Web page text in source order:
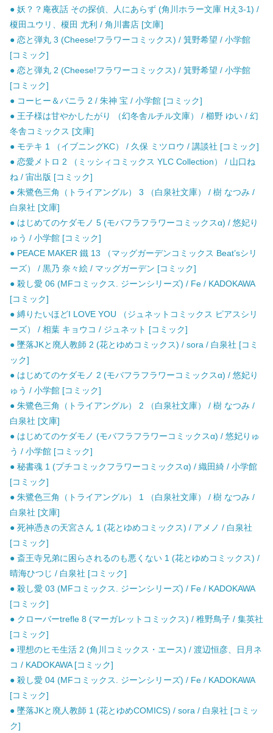
● 妖？？庵夜話 その探偵、人にあらず (角川ホラー文庫 Hえ3-1) /
榎田ユウリ、榎田 尤利 / 角川書店 [文庫]
● 恋と弾丸 3 (Cheese!フラワーコミックス) / 箕野希望 / 小学館
[コミック]
● 恋と弾丸 2 (Cheese!フラワーコミックス) / 箕野希望 / 小学館
[コミック]
● コーヒー＆バニラ 2 / 朱神 宝 / 小学館 [コミック]
● 王子様は甘やかしたがり （幻冬舎ルチル文庫） / 櫛野 ゆい / 幻
冬舎コミックス [文庫]
● モテキ 1 （イブニングKC） / 久保 ミツロウ / 講談社 [コミック]
● 恋愛メトロ 2 （ミッシィコミックス YLC Collection） / 山口ね
ね / 宙出版 [コミック]
● 朱鷺色三角（トライアングル） 3 （白泉社文庫） / 樹 なつみ /
白泉社 [文庫]
● はじめてのケダモノ 5 (モバフラフラワーコミックスα) / 悠妃り
ゅう / 小学館 [コミック]
● PEACE MAKER 鐵 13 （マッグガーデンコミックス Beat’sシリ
ーズ） / 黒乃 奈々絵 / マッグガーデン [コミック]
● 殺し愛 06 (MFコミックス. ジーンシリーズ) / Fe / KADOKAWA
[コミック]
● 縛りたいほどI LOVE YOU （ジュネットコミックス ピアスシリ
ーズ） / 相葉 キョウコ / ジュネット [コミック]
● 墜落JKと廃人教師 2 (花とゆめコミックス) / sora / 白泉社 [コミ
ック]
● はじめてのケダモノ 2 (モバフラフラワーコミックスα) / 悠妃り
ゅう / 小学館 [コミック]
● 朱鷺色三角（トライアングル） 2 （白泉社文庫） / 樹 なつみ /
白泉社 [文庫]
● はじめてのケダモノ (モバフラフラワーコミックスα) / 悠妃りゅ
う / 小学館 [コミック]
● 秘書魂 1 (プチコミックフラワーコミックスα) / 織田綺 / 小学館
[コミック]
● 朱鷺色三角（トライアングル） 1 （白泉社文庫） / 樹 なつみ /
白泉社 [文庫]
● 死神憑きの天宮さん 1 (花とゆめコミックス) / アメノ / 白泉社
[コミック]
● 斎王寺兄弟に困らされるのも悪くない 1 (花とゆめコミックス) /
晴海ひつじ / 白泉社 [コミック]
● 殺し愛 03 (MFコミックス. ジーンシリーズ) / Fe / KADOKAWA
[コミック]
● クローバーtrefle 8 (マーガレットコミックス) / 稚野鳥子 / 集英社
[コミック]
● 理想のヒモ生活 2 (角川コミックス・エース) / 渡辺恒彦、日月ネ
コ / KADOKAWA [コミック]
● 殺し愛 04 (MFコミックス. ジーンシリーズ) / Fe / KADOKAWA
[コミック]
● 墜落JKと廃人教師 1 (花とゆめCOMICS) / sora / 白泉社 [コミッ
ク]